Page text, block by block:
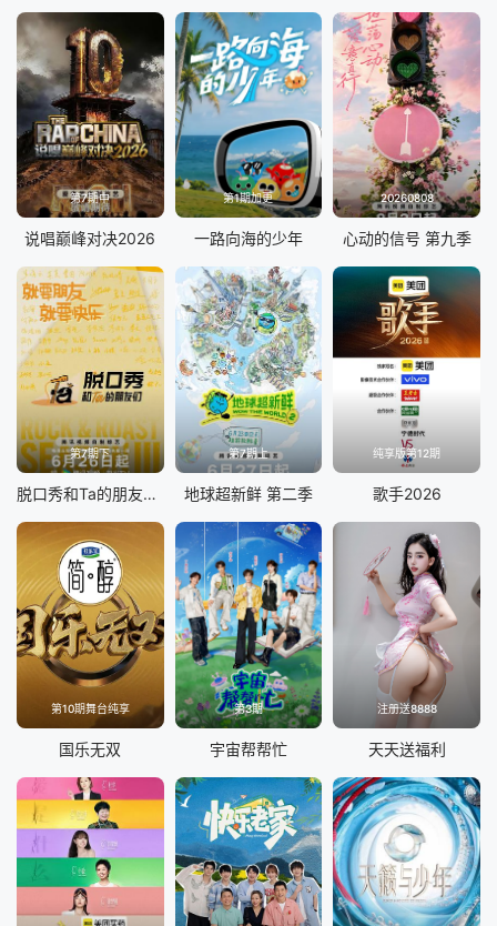
第7期中
说唱巅峰对决2026
第1期加更
一路向海的少年
20260808
心动的信号 第九季
第7期下
脱口秀和Ta的朋友们 第三季
第7期上
地球超新鲜 第二季
纯享版第12期
歌手2026
第10期舞台纯享
国乐无双
第3期
宇宙帮帮忙
注册送8888
天天送福利